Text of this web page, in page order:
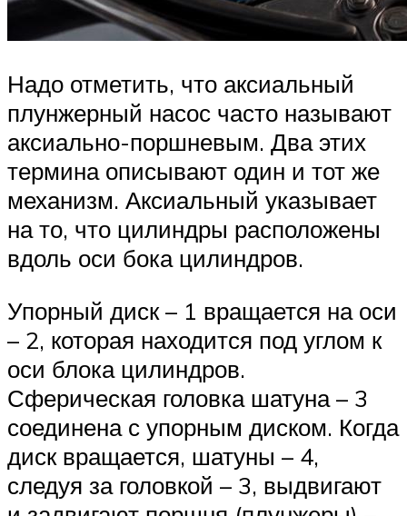
Надо отметить, что аксиальный
плунжерный насос часто называют
аксиально-поршневым. Два этих
термина описывают один и тот же
механизм. Аксиальный указывает
на то, что цилиндры расположены
вдоль оси бока цилиндров.
Упорный диск – 1 вращается на оси
– 2, которая находится под углом к
оси блока цилиндров.
Сферическая головка шатуна – 3
соединена с упорным диском. Когда
диск вращается, шатуны – 4,
следуя за головкой – 3, выдвигают